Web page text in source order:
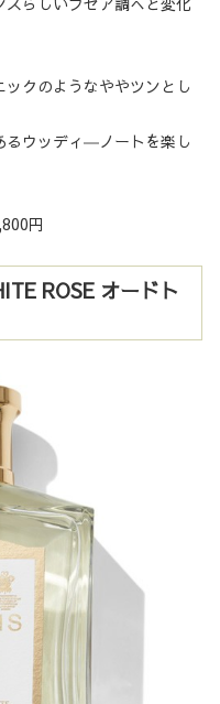
クのようなややツンとし
るウッディ―ノートを楽し
円
ROSE オードト